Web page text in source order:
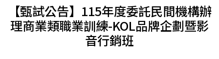
【甄試公告】115年度委託民間機構辦
理商業類職業訓練-KOL品牌企劃暨影
音行銷班